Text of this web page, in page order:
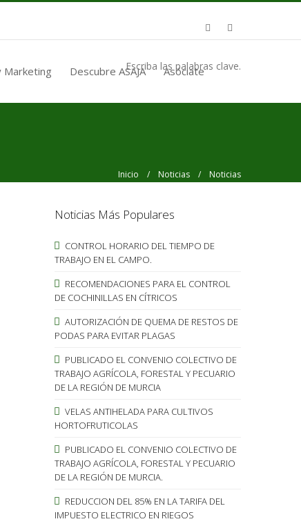
Marketing Descubre ASAJA Asóciate
Escriba las palabras clave.
Inicio / Noticias / Noticias
Noticias Más Populares
CONTROL HORARIO DEL TIEMPO DE
TRABAJO EN EL CAMPO.
RECOMENDACIONES PARA EL CONTROL
DE COCHINILLAS EN CÍTRICOS
AUTORIZACIÓN DE QUEMA DE RESTOS DE
PODAS PARA EVITAR PLAGAS
PUBLICADO EL CONVENIO COLECTIVO DE
TRABAJO AGRÍCOLA, FORESTAL Y PECUARIO
DE LA REGIÓN DE MURCIA
VELAS ANTIHELADA PARA CULTIVOS
HORTOFRUTICOLAS
PUBLICADO EL CONVENIO COLECTIVO DE
TRABAJO AGRÍCOLA, FORESTAL Y PECUARIO
DE LA REGIÓN DE MURCIA.
REDUCCION DEL 85% EN LA TARIFA DEL
IMPUESTO ELECTRICO EN RIEGOS